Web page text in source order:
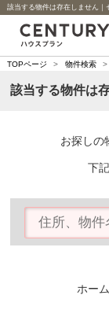
該当する物件は存在しません｜
TOPページ > 物件検索 >
該当する物件は
お探しの
下
ホー